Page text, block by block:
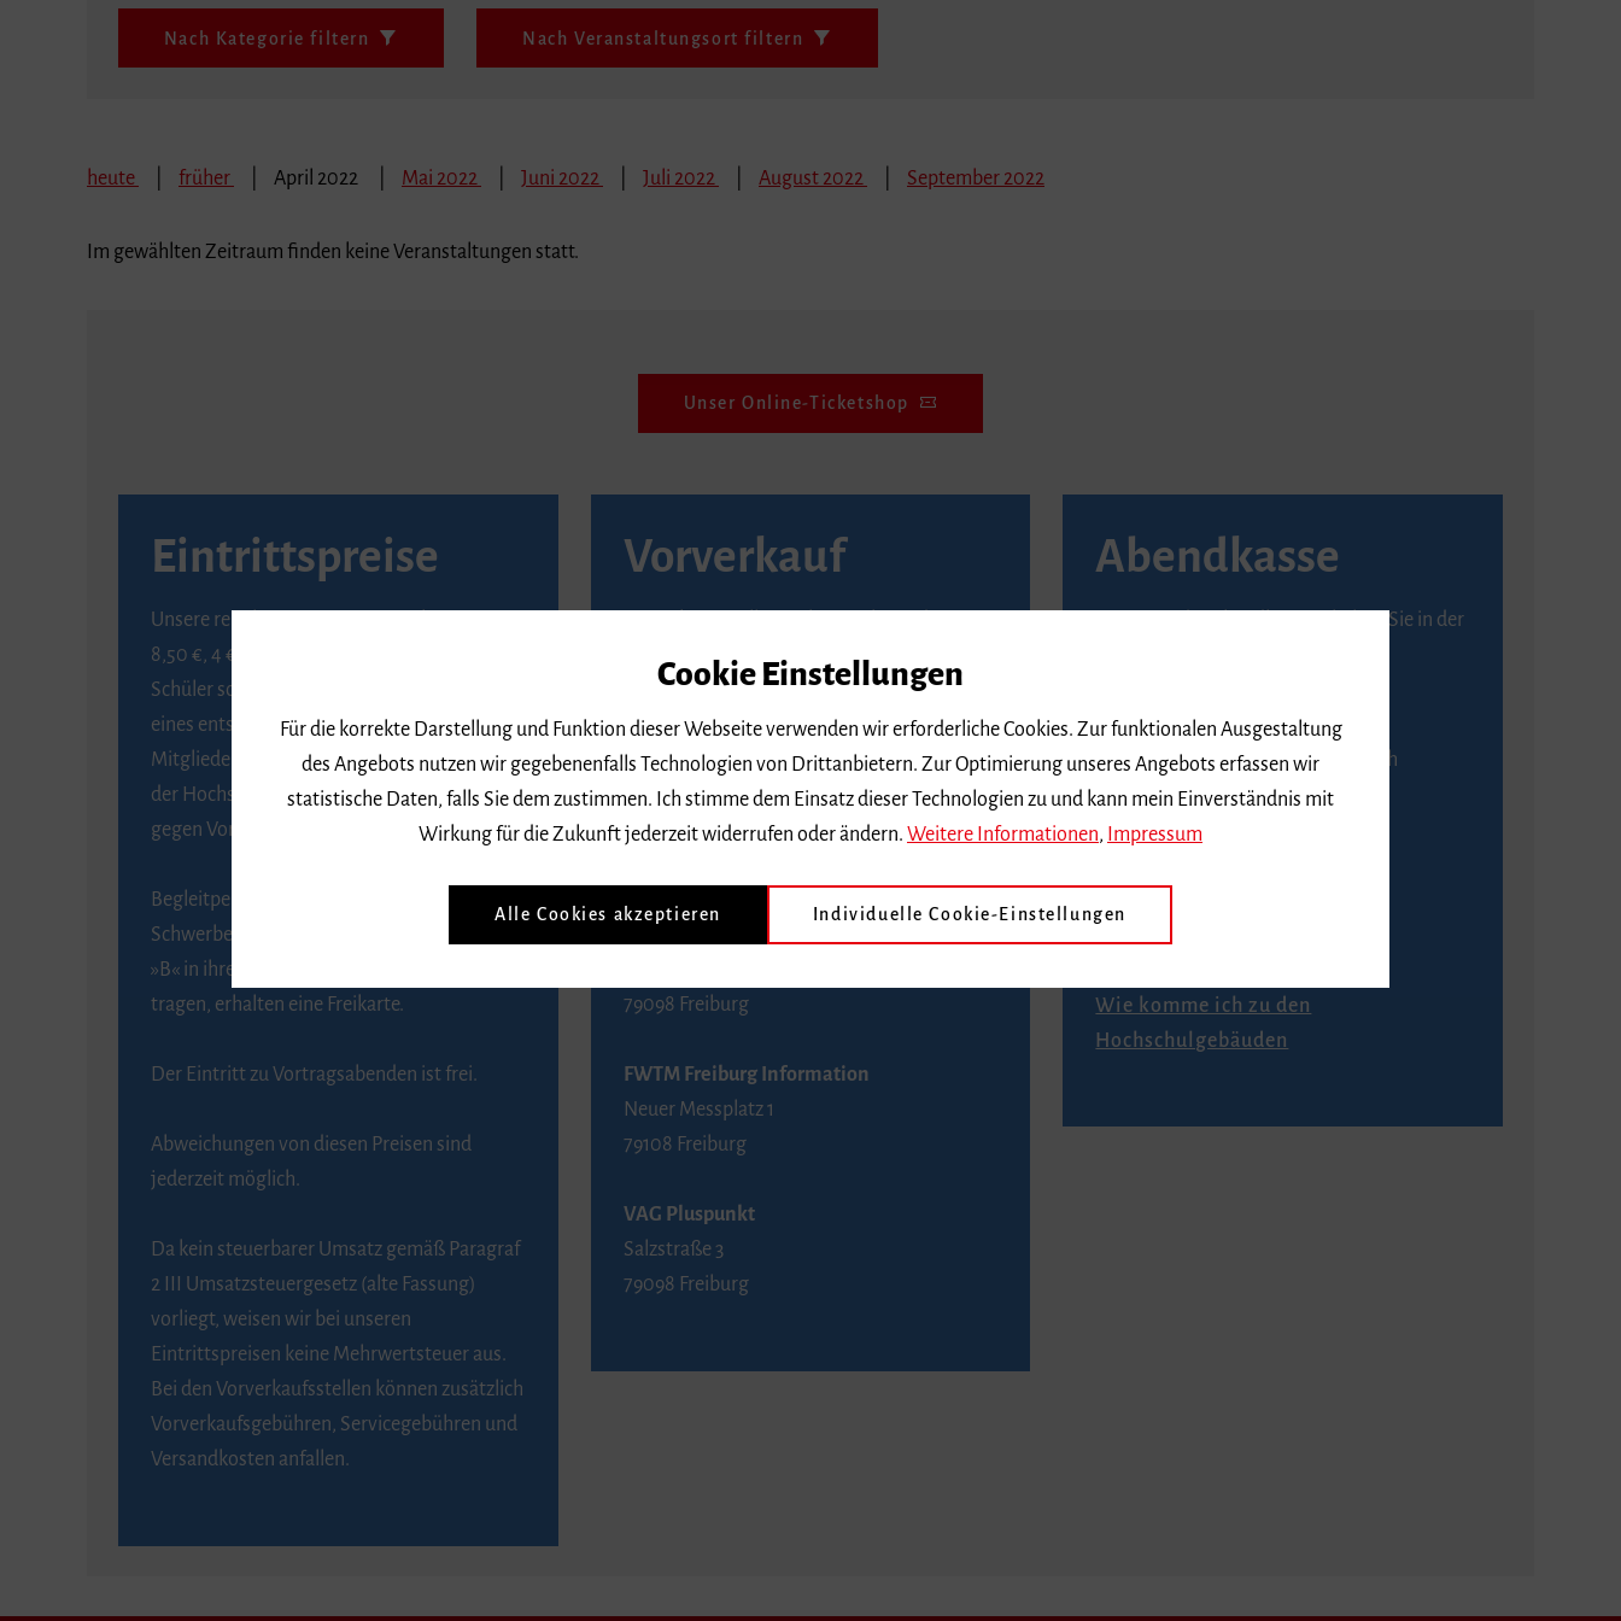
Nach Kategorie filtern Nach Veranstaltungsort filtern
heute früher April 2022 Mai 2022 Juni 2022 Juli 2022 August 2022 September 2022
Im gewählten Zeitraum finden keine Veranstaltungen statt.
Unser Online-Ticketshop
Eintrittspreise
Unsere regulären Eintrittspreise betragen
8,50 €, 4 € ermäßigt für Schülerinnen und
Schüler sowie Studierende gegen Vorlage
eines entsprechenden Nachweises, 6 € für
Mitglieder der Gesellschaft zur Förderung
der Hochschule für Musik Freiburg e. V.
gegen Vorlage des Mitgliedsausweises.
Begleitpersonen von Menschen mit
Schwerbehinderung, die das Merkzeichen
»B« in ihrem Schwerbehindertenausweis
tragen, erhalten eine Freikarte.
Der Eintritt zu Vortragsabenden ist frei.
Abweichungen von diesen Preisen sind
jederzeit möglich.
Da kein steuerbarer Umsatz gemäß Paragraf
2 III Umsatzsteuergesetz (alte Fassung)
vorliegt, weisen wir bei unseren
Eintrittspreisen keine Mehrwertsteuer aus.
Bei den Vorverkaufsstellen können zusätzlich
Vorverkaufsgebühren, Servicegebühren und
Versandkosten anfallen.
Vorverkauf
Vorverkaufsstellen in Ihrer Nähe finden Sie
BZ-Kartenservice Freiburg
Kaiser-Joseph-Straße 229
79098 Freiburg
Telefon 0761 4968888 (Reservierungen sind
FWTM Tourist-Information
79098 Freiburg
FWTM Freiburg Information
Neuer Messplatz 1
79108 Freiburg
VAG Pluspunkt
Salzstraße 3
79098 Freiburg
Abendkasse
Karten an der Abendkasse erhalten Sie in der
An der Abendkasse ist ausschließlich
Barzahlung möglich.
Anfahrt
Wie komme ich zu den
Hochschulgebäuden
Cookie Einstellungen
Für die korrekte Darstellung und Funktion dieser Webseite verwenden wir erforderliche Cookies. Zur funktionalen Ausgestaltung
des Angebots nutzen wir gegebenenfalls Technologien von Drittanbietern. Zur Optimierung unseres Angebots erfassen wir
statistische Daten, falls Sie dem zustimmen. Ich stimme dem Einsatz dieser Technologien zu und kann mein Einverständnis mit
Wirkung für die Zukunft jederzeit widerrufen oder ändern. Weitere Informationen Impressum
Alle Cookies akzeptieren Individuelle Cookie-Einstellungen